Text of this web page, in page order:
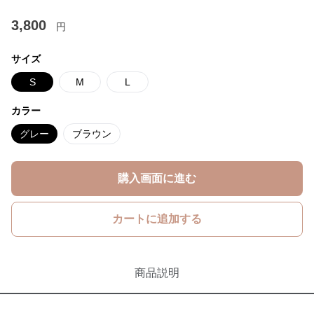
3,800 円
サイズ
S M L
カラー
グレー ブラウン
購入画面に進む
カートに追加する
商品説明